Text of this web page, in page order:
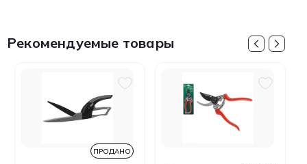
Рекомендуемые товары
ПРОДАНО